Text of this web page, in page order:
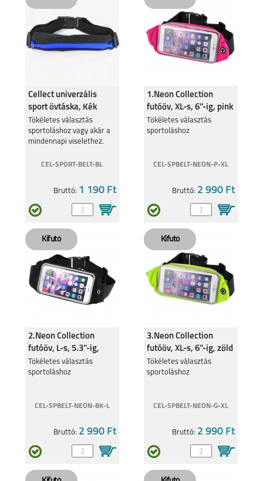
NOTE 60 REALME NOTE 50
REALME 11 5G REALME 9 PRO 5G
REALME C55 REALME 9 5G
REALMEGT
Cellect univerzális
sport övtáska, Kék
Tökéletes választás
sportoláshoz vagy akár a
mindennapi viselethez.
CEL-SPORT-BELT-BL
Bruttó: 1 190 Ft
1.Neon Collection
futóöv, XL-s, 6''-ig, pink
Tökéletes választás
sportoláshoz
CEL-SPBELT-NEON-P-XL
Bruttó: 2 990 Ft
2.Neon Collection
futóöv, L-s, 5.3''-ig,
fekete
Tökéletes választás
sportoláshoz
CEL-SPBELT-NEON-BK-L
Bruttó: 2 990 Ft
3.Neon Collection
futóöv, XL-s, 6''-ig, zöld
Tökéletes választás
sportoláshoz
CEL-SPBELT-NEON-G-XL
Bruttó: 2 990 Ft